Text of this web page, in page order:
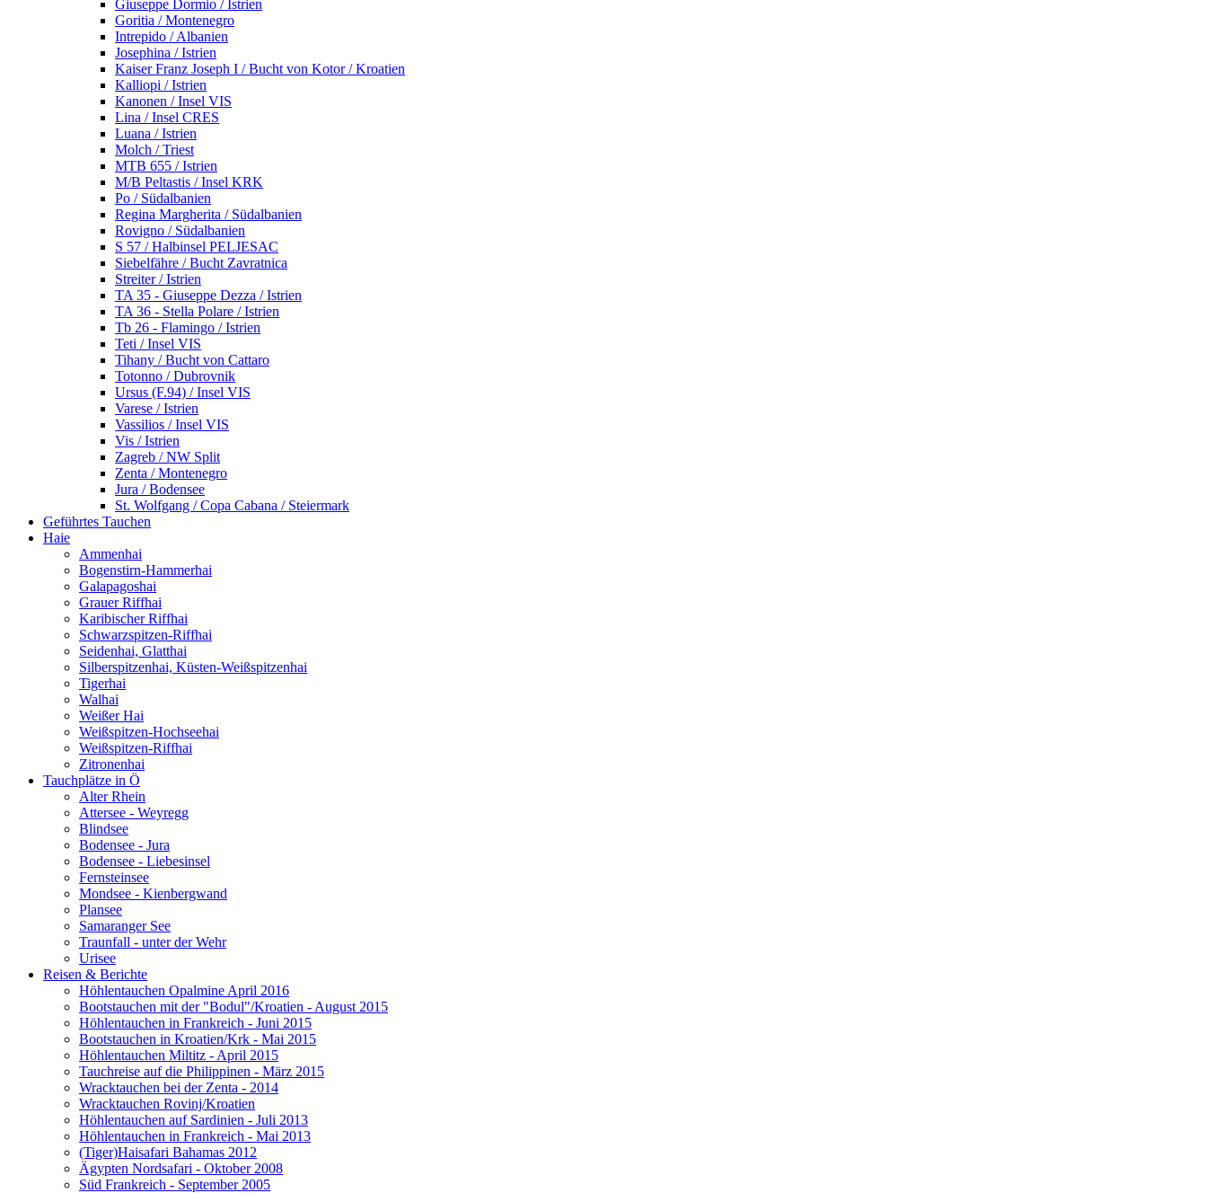
Giuseppe Dormio / Istrien
Goritia / Montenegro
Intrepido / Albanien
Josephina / Istrien
Kaiser Franz Joseph I / Bucht von Kotor / Kroatien
Kalliopi / Istrien
Kanonen / Insel VIS
Lina / Insel CRES
Luana / Istrien
Molch / Triest
MTB 655 / Istrien
M/B Peltastis / Insel KRK
Po / Südalbanien
Regina Margherita / Südalbanien
Rovigno / Südalbanien
S 57 / Halbinsel PELJESAC
Siebelfähre / Bucht Zavratnica
Streiter / Istrien
TA 35 - Giuseppe Dezza / Istrien
TA 36 - Stella Polare / Istrien
Tb 26 - Flamingo / Istrien
Teti / Insel VIS
Tihany / Bucht von Cattaro
Totonno / Dubrovnik
Ursus (F.94) / Insel VIS
Varese / Istrien
Vassilios / Insel VIS
Vis / Istrien
Zagreb / NW Split
Zenta / Montenegro
Jura / Bodensee
St. Wolfgang / Copa Cabana / Steiermark
Geführtes Tauchen
Haie
Ammenhai
Bogenstirn-Hammerhai
Galapagoshai
Grauer Riffhai
Karibischer Riffhai
Schwarzspitzen-Riffhai
Seidenhai, Glatthai
Silberspitzenhai, Küsten-Weißspitzenhai
Tigerhai
Walhai
Weißer Hai
Weißspitzen-Hochseehai
Weißspitzen-Riffhai
Zitronenhai
Tauchplätze in Ö
Alter Rhein
Attersee - Weyregg
Blindsee
Bodensee - Jura
Bodensee - Liebesinsel
Fernsteinsee
Mondsee - Kienbergwand
Plansee
Samaranger See
Traunfall - unter der Wehr
Urisee
Reisen & Berichte
Höhlentauchen Opalmine April 2016
Bootstauchen mit der "Bodul"/Kroatien - August 2015
Höhlentauchen in Frankreich - Juni 2015
Bootstauchen in Kroatien/Krk - Mai 2015
Höhlentauchen Miltitz - April 2015
Tauchreise auf die Philippinen - März 2015
Wracktauchen bei der Zenta - 2014
Wracktauchen Rovinj/Kroatien
Höhlentauchen auf Sardinien - Juli 2013
Höhlentauchen in Frankreich - Mai 2013
(Tiger)Haisafari Bahamas 2012
Ägypten Nordsafari - Oktober 2008
Süd Frankreich - September 2005